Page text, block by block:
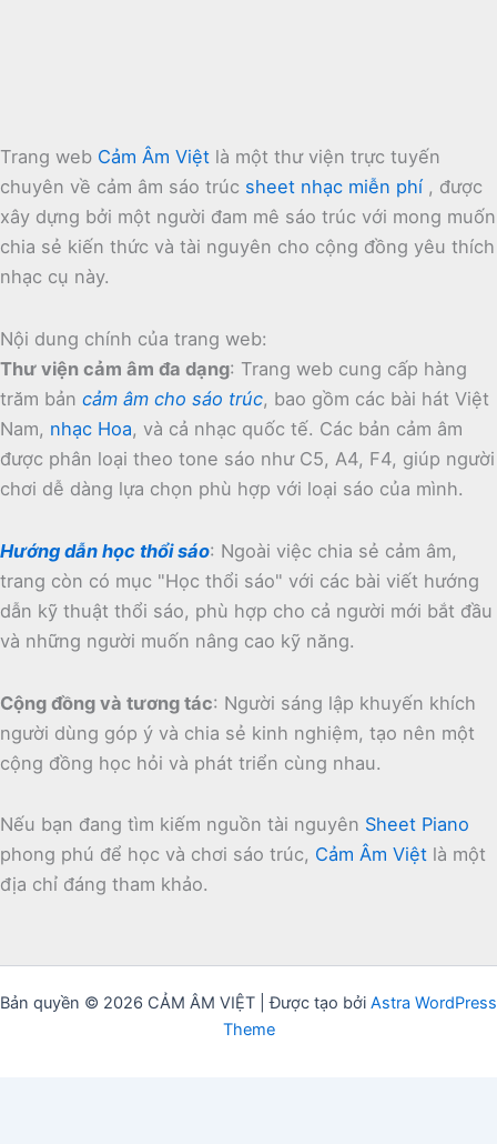
Trang web Cảm Âm Việt là một thư viện trực tuyến
chuyên về cảm âm sáo trúc sheet nhạc miễn phí , được
xây dựng bởi một người đam mê sáo trúc với mong muốn
chia sẻ kiến thức và tài nguyên cho cộng đồng yêu thích
nhạc cụ này.
Nội dung chính của trang web:
Thư viện cảm âm đa dạng: Trang web cung cấp hàng
trăm bản cảm âm cho sáo trúc, bao gồm các bài hát Việt
Nam, nhạc Hoa, và cả nhạc quốc tế. Các bản cảm âm
được phân loại theo tone sáo như C5, A4, F4, giúp người
chơi dễ dàng lựa chọn phù hợp với loại sáo của mình.
Hướng dẫn học thổi sáo: Ngoài việc chia sẻ cảm âm,
trang còn có mục "Học thổi sáo" với các bài viết hướng
dẫn kỹ thuật thổi sáo, phù hợp cho cả người mới bắt đầu
và những người muốn nâng cao kỹ năng.
Cộng đồng và tương tác: Người sáng lập khuyến khích
người dùng góp ý và chia sẻ kinh nghiệm, tạo nên một
cộng đồng học hỏi và phát triển cùng nhau.
Nếu bạn đang tìm kiếm nguồn tài nguyên Sheet Piano
phong phú để học và chơi sáo trúc, Cảm Âm Việt là một
địa chỉ đáng tham khảo.
Bản quyền © 2026 CẢM ÂM VIỆT | Được tạo bởi Astra WordPress
Theme